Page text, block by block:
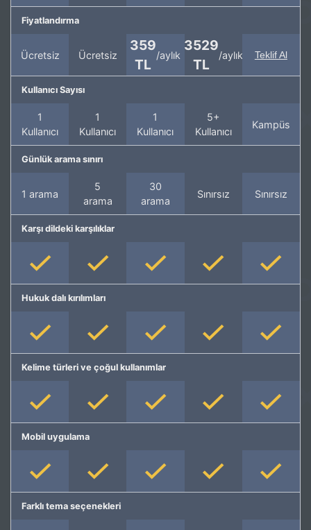
Fiyatlandırma
Ücretsiz Ücretsiz
359
TL
/aylık
3529
TL
/aylık Teklif Al
Kullanıcı Sayısı
1
Kullanıcı
1
Kullanıcı
1
Kullanıcı
5+
Kullanıcı
Kampüs
Günlük arama sınırı
1 arama
5
arama
30
arama
Sınırsız Sınırsız
Karşı dildeki karşılıklar
Hukuk dalı kırılımları
Kelime türleri ve çoğul kullanımlar
Mobil uygulama
Farklı tema seçenekleri